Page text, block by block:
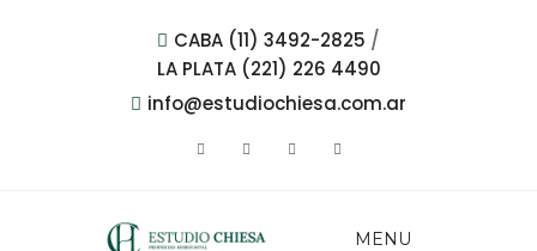
CABA (11) 3492-2825 /
LA PLATA (221) 226 4490
info@estudiochiesa.com.ar
MENU